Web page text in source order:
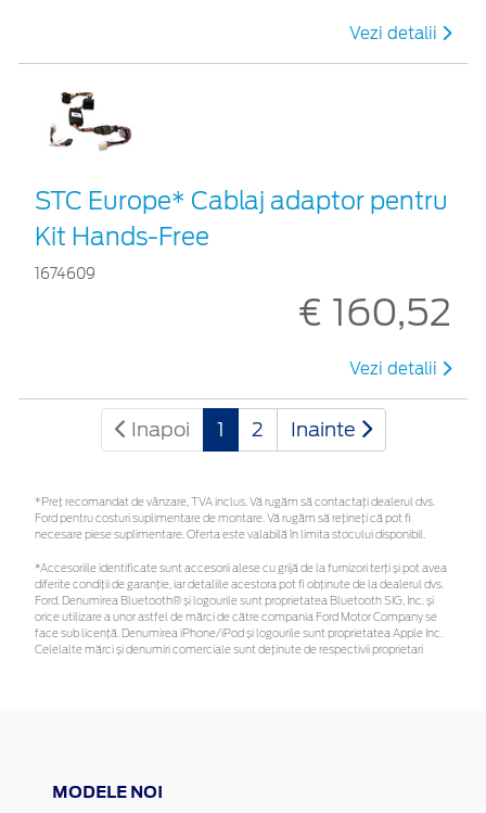
Vezi detalii
STC Europe* Cablaj adaptor pentru
Kit Hands-Free
1674609
€ 160,52
Vezi detalii
Inapoi 1 2 Inainte
*Preţ recomandat de vânzare, TVA inclus. Vă rugăm să contactaţi dealerul dvs.
Ford pentru costuri suplimentare de montare. Vă rugăm să rețineți că pot fi
necesare piese suplimentare. Oferta este valabilă în limita stocului disponibil.
*Accesoriile identificate sunt accesorii alese cu grijă de la furnizori terți și pot avea
diferite condiții de garanție, iar detaliile acestora pot fi obținute de la dealerul dvs.
Ford. Denumirea Bluetooth® și logourile sunt proprietatea Bluetooth SIG, Inc. și
orice utilizare a unor astfel de mărci de către compania Ford Motor Company se
face sub licență. Denumirea iPhone/iPod și logourile sunt proprietatea Apple Inc.
Celelalte mărci și denumiri comerciale sunt deținute de respectivii proprietari
MODELE NOI